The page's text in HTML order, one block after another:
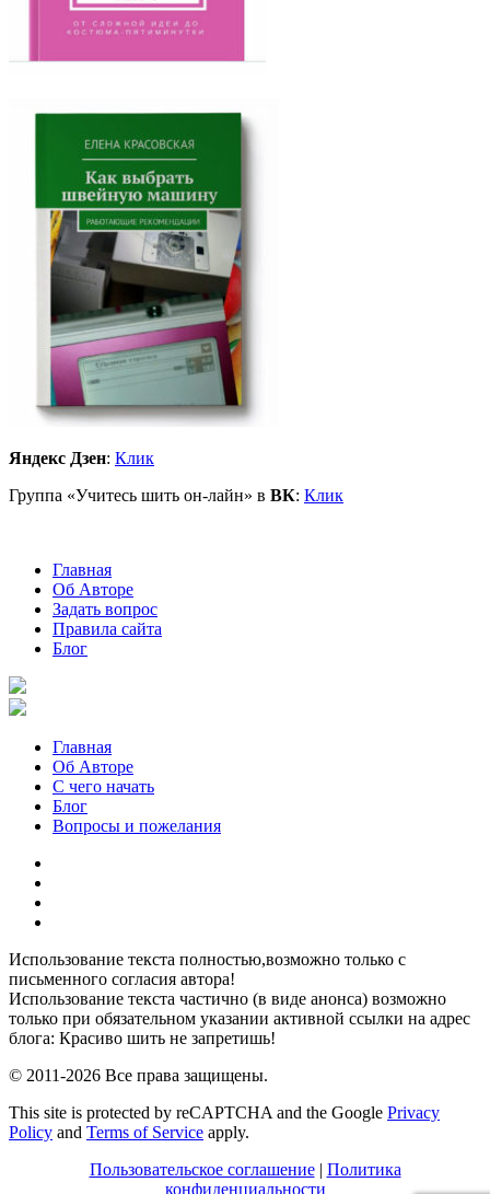
Яндекс Дзен: Клик
Группа «Учитесь шить он-лайн» в ВК: Клик
Главная
Об Авторе
Задать вопрос
Правила сайта
Блог
Главная
Об Авторе
С чего начать
Блог
Вопросы и пожелания
Использование текста полностью,возможно только с
письменного согласия автора!
Использование текста частично (в виде анонса) возможно
только при обязательном указании активной ссылки на адрес
блога: Красиво шить не запретишь!
© 2011-2026 Все права защищены.
This site is protected by reCAPTCHA and the Google Privacy
Policy and Terms of Service apply.
Пользовательское соглашение| Политика
конфиденциальности